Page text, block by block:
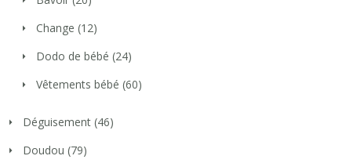
Change (12)
Dodo de bébé (24)
Vêtements bébé (60)
Déguisement (46)
Doudou (79)